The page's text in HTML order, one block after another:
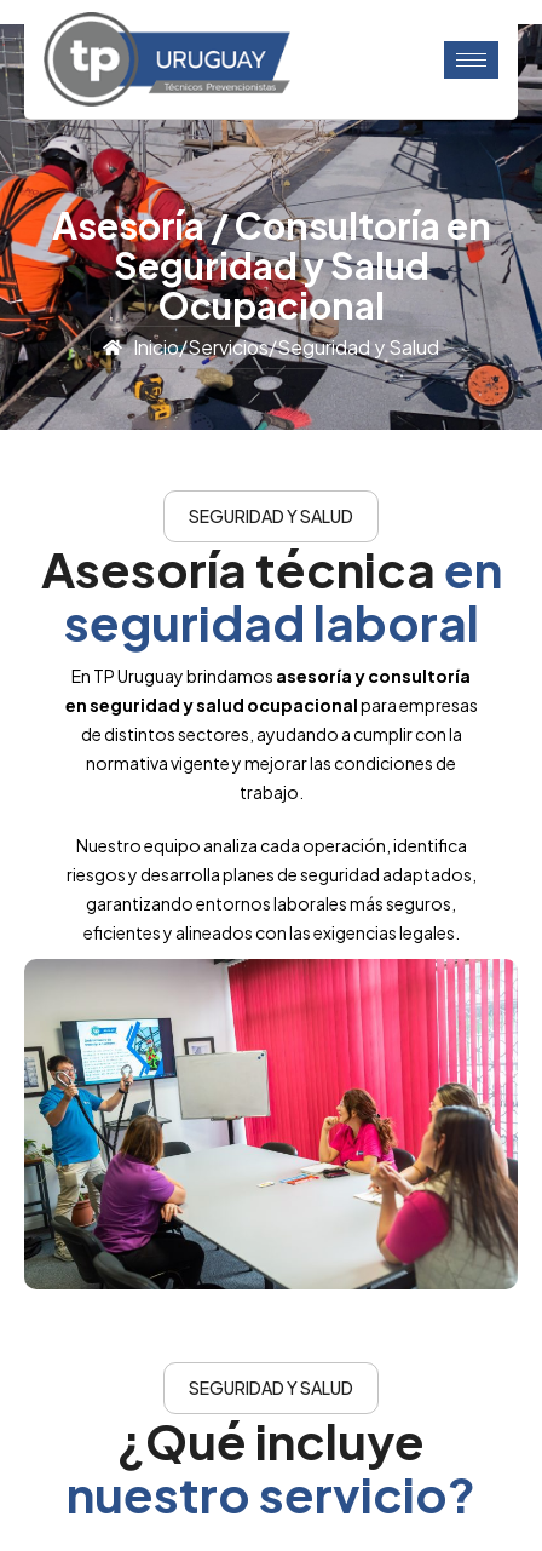
Asesoría / Consultoría en
Seguridad y Salud
Ocupacional
Inicio/Servicios/Seguridad y Salud
SEGURIDAD Y SALUD
Asesoría técnicaen
seguridad laboral
En TP Uruguay brindamos asesoría y consultoría
en seguridad y salud ocupacionalpara empresas
de distintos sectores, ayudando a cumplir con la
normativa vigente y mejorar las condiciones de
trabajo.
Nuestro equipo analiza cada operación, identifica
riesgos y desarrolla planes de seguridad adaptados,
garantizando entornos laborales más seguros,
eficientes y alineados con las exigencias legales.
SEGURIDAD Y SALUD
¿Qué incluye
nuestro servicio?